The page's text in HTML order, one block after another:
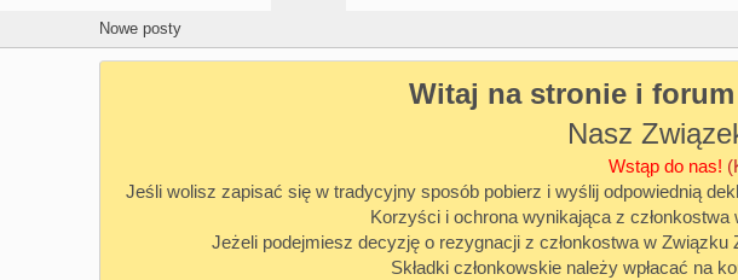
Nowe posty
Witaj na stronie i
Nasz
Wstąp do nas!
Jeśli wolisz zapisać się w tradycyjny sposób pobierz i wyślij odpowiednią
Korzyści i ochrona wynikająca z członkostwa
Jeżeli podejmiesz decyzję o rezygnacji z członkostwa w
Składki członkowskie należy wpłacać na